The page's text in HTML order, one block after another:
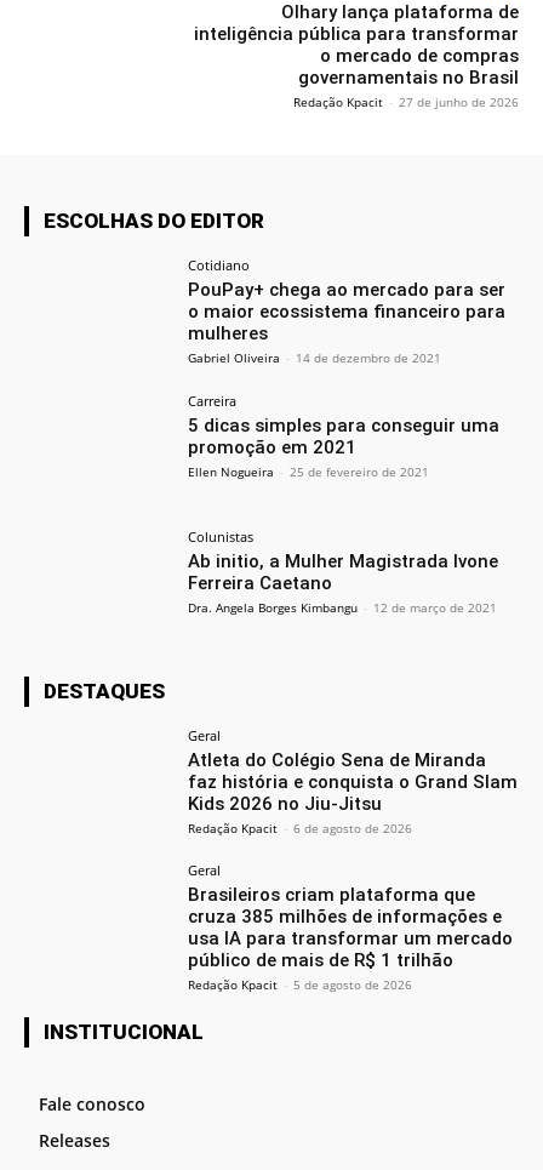
Olhary lança plataforma de
inteligência pública para transformar
o mercado de compras
governamentais no Brasil
Redação Kpacit - 27 de junho de 2026
ESCOLHAS DO EDITOR
Cotidiano
PouPay+ chega ao mercado para ser
o maior ecossistema financeiro para
mulheres
Gabriel Oliveira - 14 de dezembro de 2021
Carreira
5 dicas simples para conseguir uma
promoção em 2021
Ellen Nogueira - 25 de fevereiro de 2021
Colunistas
Ab initio, a Mulher Magistrada Ivone
Ferreira Caetano
Dra. Angela Borges Kimbangu - 12 de março de 2021
DESTAQUES
Geral
Atleta do Colégio Sena de Miranda
faz história e conquista o Grand Slam
Kids 2026 no Jiu-Jitsu
Redação Kpacit - 6 de agosto de 2026
Geral
Brasileiros criam plataforma que
cruza 385 milhões de informações e
usa IA para transformar um mercado
público de mais de R$ 1 trilhão
Redação Kpacit - 5 de agosto de 2026
INSTITUCIONAL
Fale conosco
Releases